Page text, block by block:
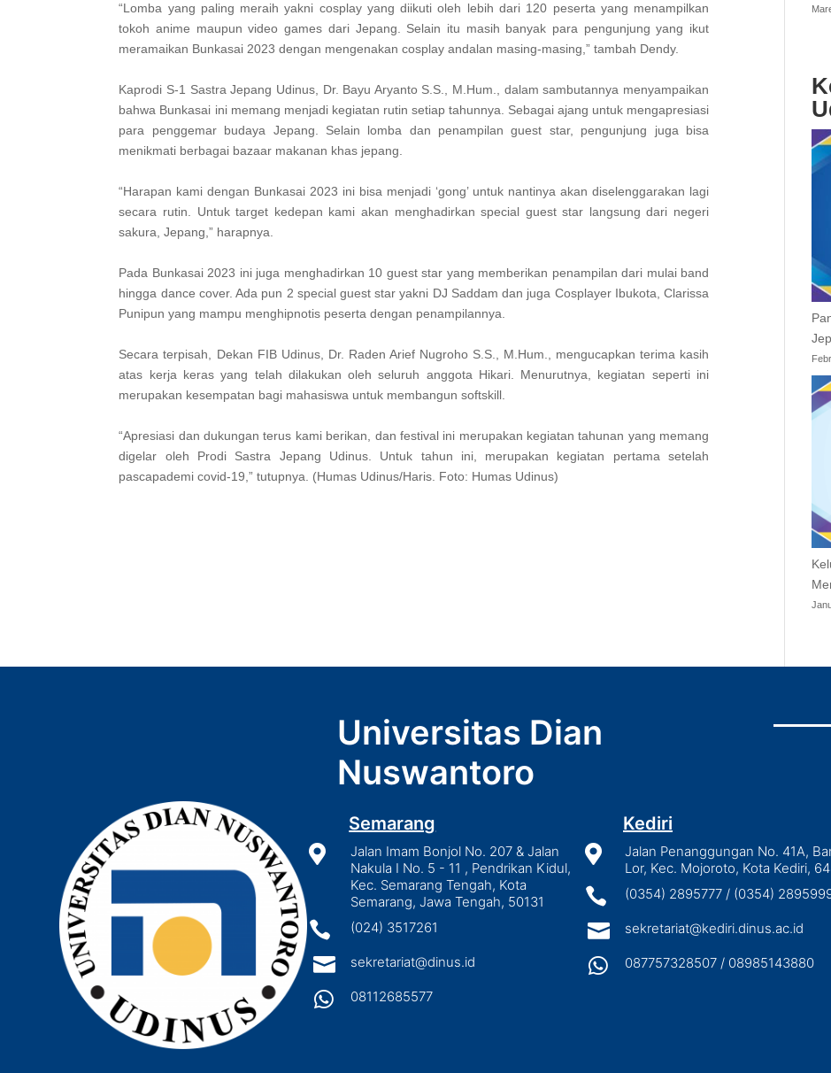
“Lomba yang paling meraih yakni cosplay yang diikuti oleh lebih dari 120 peserta yang menampilkan
tokoh anime maupun video games dari Jepang. Selain itu masih banyak para pengunjung yang ikut
meramaikan Bunkasai 2023 dengan mengenakan cosplay andalan masing-masing,” tambah Dendy.
Kaprodi S-1 Sastra Jepang Udinus, Dr. Bayu Aryanto S.S., M.Hum., dalam sambutannya menyampaikan
bahwa Bunkasai ini memang menjadi kegiatan rutin setiap tahunnya. Sebagai ajang untuk mengapresiasi
para penggemar budaya Jepang. Selain lomba dan penampilan guest star, pengunjung juga bisa
menikmati berbagai bazaar makanan khas jepang.
“Harapan kami dengan Bunkasai 2023 ini bisa menjadi ‘gong’ untuk nantinya akan diselenggarakan lagi
secara rutin. Untuk target kedepan kami akan menghadirkan special guest star langsung dari negeri
sakura, Jepang,” harapnya.
Pada Bunkasai 2023 ini juga menghadirkan 10 guest star yang memberikan penampilan dari mulai band
hingga dance cover. Ada pun 2 special guest star yakni DJ Saddam dan juga Cosplayer Ibukota, Clarissa
Punipun yang mampu menghipnotis peserta dengan penampilannya.
Secara terpisah, Dekan FIB Udinus, Dr. Raden Arief Nugroho S.S., M.Hum., mengucapkan terima kasih
atas kerja keras yang telah dilakukan oleh seluruh anggota Hikari. Menurutnya, kegiatan seperti ini
merupakan kesempatan bagi mahasiswa untuk membangun softskill.
“Apresiasi dan dukungan terus kami berikan, dan festival ini merupakan kegiatan tahunan yang memang
digelar oleh Prodi Sastra Jepang Udinus. Untuk tahun ini, merupakan kegiatan pertama setelah
pascapademi covid-19,” tutupnya. (Humas Udinus/Haris. Foto: Humas Udinus)
Universitas Dian
Nuswantoro
Semarang

Jalan Imam Bonjol No. 207 & Jalan
Nakula I No. 5 - 11 , Pendrikan Kidul,
Kec. Semarang Tengah, Kota
Semarang, Jawa Tengah, 50131
 (024) 3517261
 sekretariat@dinus.id
 08112685577
Kediri

Jalan Penanggungan No. 41A,
Lor, Kec. Mojoroto, Kota Kediri,
 (0354) 2895777 / (0354)
 sekretariat@kediri.dinus.ac.id
 087757328507 / 08985143880